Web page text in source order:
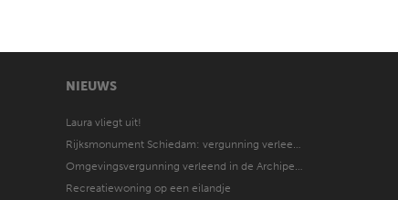
NIEUWS
Laura vliegt uit!
Rijksmonument Schiedam: vergunning verleend
Omgevingsvergunning verleend in de Archipel Den Haag
Recreatiewoning op een eilandje